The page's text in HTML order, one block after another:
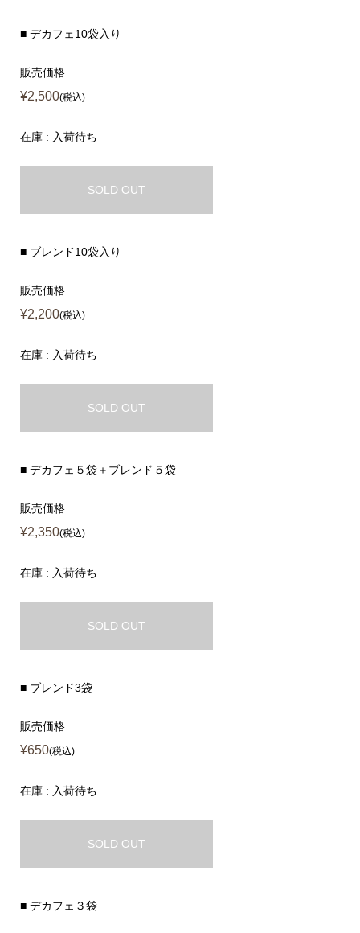
■ デカフェ10袋入り
販売価格
¥2,500(税込)
在庫 : 入荷待ち
SOLD OUT
■ ブレンド10袋入り
販売価格
¥2,200(税込)
在庫 : 入荷待ち
SOLD OUT
■ デカフェ５袋＋ブレンド５袋
販売価格
¥2,350(税込)
在庫 : 入荷待ち
SOLD OUT
■ ブレンド3袋
販売価格
¥650(税込)
在庫 : 入荷待ち
SOLD OUT
■ デカフェ３袋